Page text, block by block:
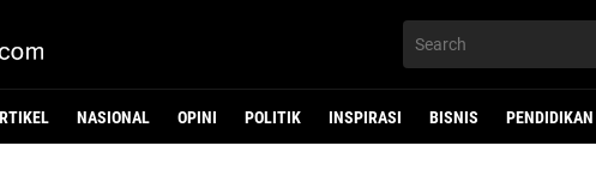
NASIONAL OPINI POLITIK INSPIRASI BISNIS PENDIDIKAN